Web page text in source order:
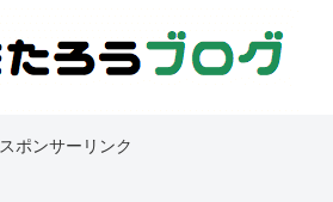
スポンサーリンク